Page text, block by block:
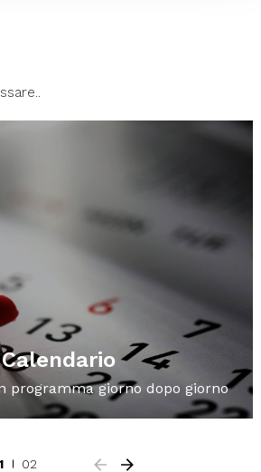
Calendario
programma giorno dopo giorno
02